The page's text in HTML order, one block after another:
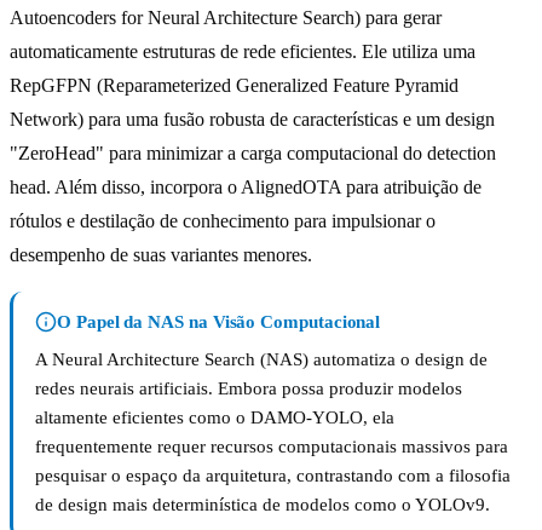
Autoencoders for Neural Architecture Search) para gerar
automaticamente estruturas de rede eficientes. Ele utiliza uma
RepGFPN (Reparameterized Generalized Feature Pyramid
Network) para uma fusão robusta de características e um design
"ZeroHead" para minimizar a carga computacional do detection
head. Além disso, incorpora o AlignedOTA para atribuição de
rótulos e destilação de conhecimento para impulsionar o
desempenho de suas variantes menores.
O Papel da NAS na Visão Computacional
A Neural Architecture Search (NAS) automatiza o design de
redes neurais artificiais. Embora possa produzir modelos
altamente eficientes como o DAMO-YOLO, ela
frequentemente requer recursos computacionais massivos para
pesquisar o espaço da arquitetura, contrastando com a filosofia
de design mais determinística de modelos como o YOLOv9.